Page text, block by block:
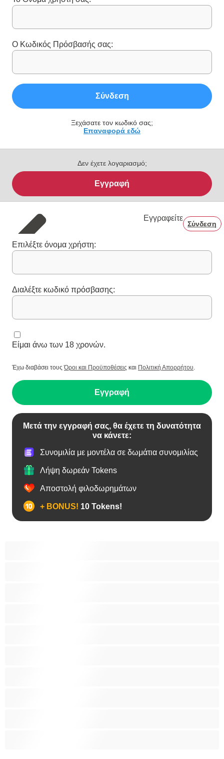
Ο Κωδικός Πρόσβασής σας:
Σύνδεση
Ξεχάσατε τον κωδικό σας;
Επαναφορά εδώ
Δεν έχετε λογαριασμό;
Εγγραφή
Εγγραφείτε
Σύνδεση
Επιλέξτε όνομα χρήστη:
Διαλέξτε κωδικό πρόσβασης:
Είμαι άνω των 18 χρονών.
Έχω διαβάσει τουςΌροι και Προϋποθέσεις και Πολιτική Απορρήτου.
Εγγραφή
Μετά την εγγραφή σας, θα έχετε τη δυνατότητα
να κάνετε:
Συνομιλία με μοντέλα σε δωμάτια συνομιλίας
Λήψη δωρεάν Tokens
Αποστολή φιλοδωρημάτων
+ BONUS! 10 Tokens!